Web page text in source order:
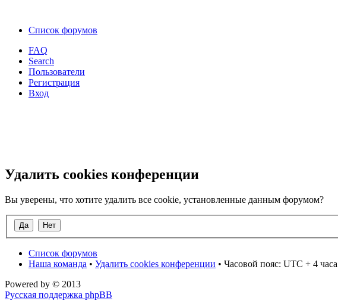
Список форумов
FAQ
Search
Пользователи
Регистрация
Вход
Удалить cookies конференции
Вы уверены, что хотите удалить все cookie, установленные данным форумом?
Список форумов
Наша команда • Удалить cookies конференции • Часовой пояс: UTC + 4 часа
Powered by © 2013
Русская поддержка phpBB